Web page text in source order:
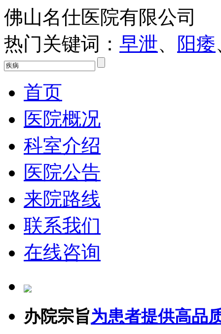
佛山名仕医院有限公司
热门关键词： 早泄、 阳痿
首页
医院概况
科室介绍
医院公告
来院路线
联系我们
在线咨询
办院宗旨为患者提供高品